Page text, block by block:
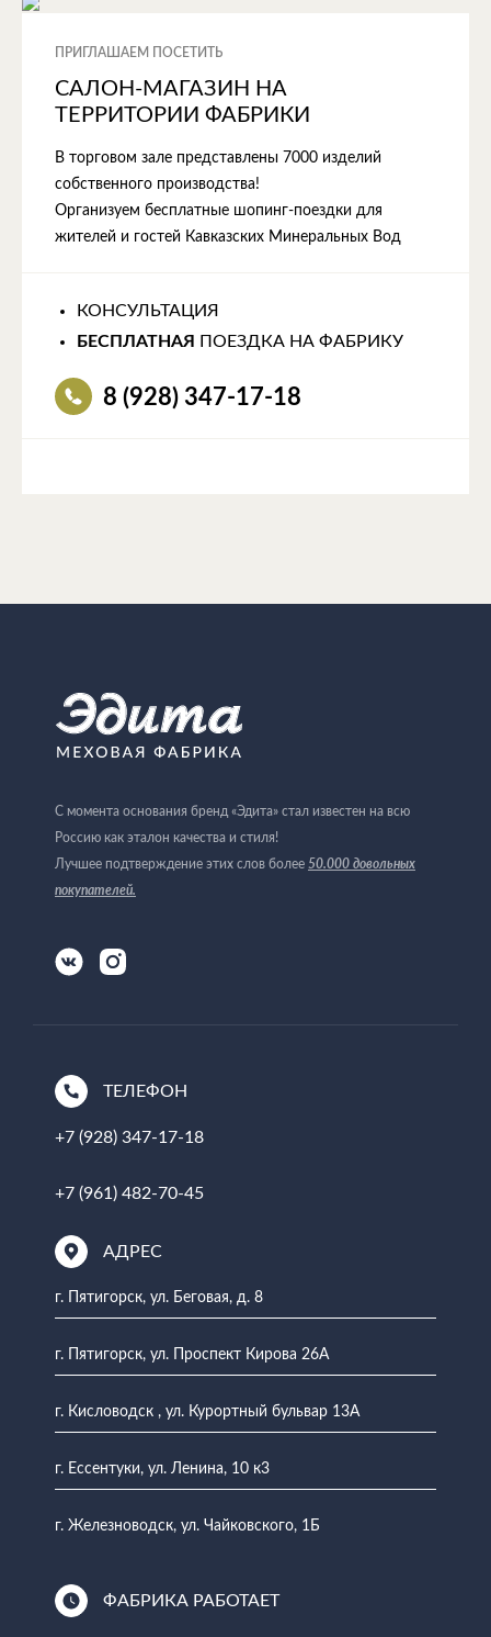
ПРИГЛАШАЕМ ПОСЕТИТЬ
САЛОН-МАГАЗИН НА
ТЕРРИТОРИИ ФАБРИКИ
В торговом зале представлены 7000 изделий
собственного производства!
Организуем бесплатные шопинг-поездки для
жителей и гостей Кавказских Минеральных Вод
КОНСУЛЬТАЦИЯ
БЕСПЛАТНАЯ
ПОЕЗДКА НА ФАБРИКУ
8 (928) 347-17-18
С момента основания бренд «Эдита» стал известен на всю
Россию как эталон качества и стиля!
Лучшее подтверждение этих слов более 50.000 довольных
покупателей.
ТЕЛЕФОН
+7 (928) 347-17-18
+7 (961) 482-70-45
АДРЕС
г. Пятигорск, ул. Беговая, д. 8
г. Пятигорск, ул. Проспект Кирова 26А
г. Кисловодск , ул. Курортный бульвар 13А
г. Ессентуки, ул. Ленина, 10 к3
г. Железноводск, ул. Чайковского, 1Б
ФАБРИКА РАБОТАЕТ